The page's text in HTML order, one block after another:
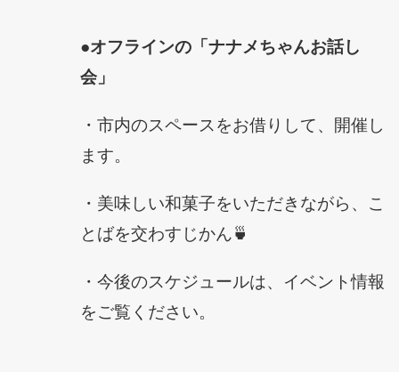
●オフラインの「ナナメちゃんお話し
会」
・市内のスペースをお借りして、開催し
ます。
・美味しい和菓子をいただきながら、こ
とばを交わすじかん🍵
・今後のスケジュールは、イベント情報
をご覧ください。